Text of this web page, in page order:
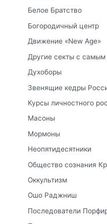
Белое Братство
Богородичный центр
Движение «New Age»
Другие секты с
Духоборы
Звенящие кедры
Курсы личностного
Масоны
Мормоны
Неопятидесятники
Общество сознания
Оккультизм
Ошо Раджниш
Последователи